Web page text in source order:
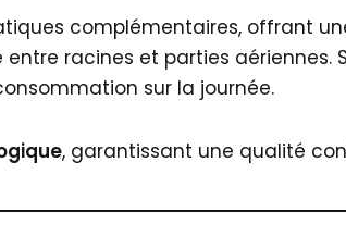
complémentaires, offrant
entre racines et parties aériennes.
sur la journée.
, garantissant une qualité